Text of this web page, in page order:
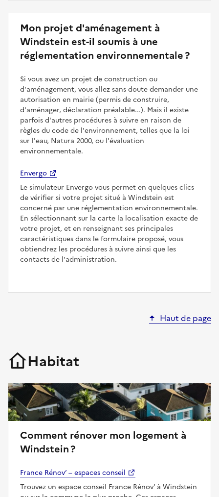
Mon projet d'aménagement à
Windstein est-il soumis à une
réglementation environnementale ?
Si vous avez un projet de construction ou
d'aménagement, vous allez sans doute demander une
autorisation en mairie (permis de construire,
d'aménager, déclaration préalable...). Mais il existe
parfois d'autres procédures à suivre en raison de
règles du code de l'environnement, telles que la loi
sur l'eau, Natura 2000, ou l'évaluation
environnementale.
Envergo
Le simulateur Envergo vous permet en quelques clics
de vérifier si votre projet situé à Windstein est
concerné par une réglementation environnementale.
En sélectionnant sur la carte la localisation exacte de
votre projet, et en renseignant ses principales
caractéristiques dans le formulaire proposé, vous
obtiendrez les procédures à suivre ainsi que les
contacts de l'administration.
Haut de page
Habitat
Comment rénover mon logement à
Windstein ?
France Rénov’ – espaces conseil
Trouvez un espace conseil France Rénov’ à Windstein